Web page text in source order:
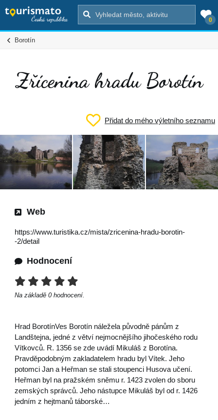
0
Borotín
Zřícenina hradu Borotín
Přidat do mého výletního seznamu
Web
https://www.turistika.cz/mista/zricenina-hradu-borotin-
-2/detail
Hodnocení
Na základě 0 hodnocení.
Hrad BorotínVes Borotín náležela původně pánům z
Landštejna, jedné z větví nejmocnějšího jihočeského rodu
Vítkovců. R. 1356 se zde uvádí Mikuláš z Borotína.
Pravděpodobným zakladatelem hradu byl Vítek. Jeho
potomci Jan a Heřman se stali stoupenci Husova učení.
Heřman byl na pražském sněmu r. 1423 zvolen do sboru
zemských správců. Jeho nástupce Mikuláš byl od r. 1426
jedním z hejtmanů táborské…